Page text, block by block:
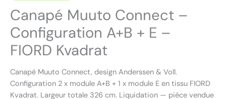
Canapé Muuto Connect –
Configuration A+B + E –
FIORD Kvadrat
Canapé Muuto Connect, design Anderssen & Voll.
Configuration 2 x module A+B + 1 x module E en tissu FIORD
Kvadrat. Largeur totale 326 cm. Liquidation — pièce vendue